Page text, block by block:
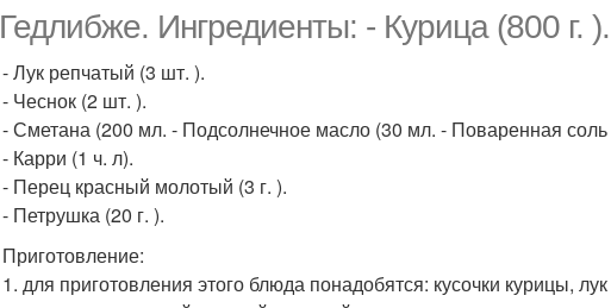
Гедлибже. Ингредиенты: - Курица (800 г. ).
- Лук репчатый (3 шт. ).
- Чеснок (2 шт. ).
- Сметана (200 мл. - Подсолнечное масло (30 мл. - Поваренная соль
- Карри (1 ч. л).
- Перец красный молотый (3 г. ).
- Петрушка (20 г. ).
Приготовление:
1. для приготовления этого блюда понадобятся: кусочки курицы,